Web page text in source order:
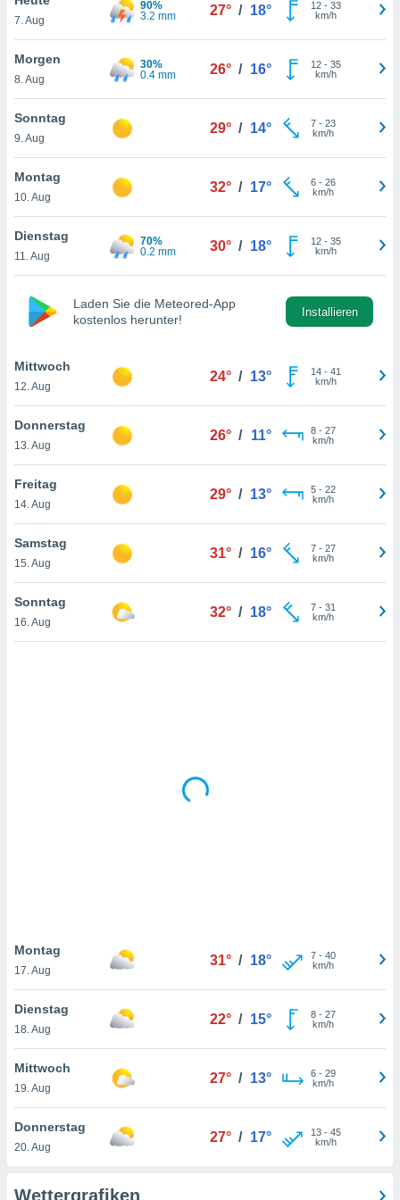
oder
Partner
es uns
das
der
Profil zu
Ihnen
finden
. Sie
jederzeit
Sie
der
weiterhin
nicht
von
und
auf
klicken.
7. Aug
90%
3.2 mm
27° / 18° 12- 33
km/h
Morgen
8. Aug
30%
0.4 mm
26° / 16° 12- 35
km/h
Sonntag
9. Aug
29° / 14° 7- 23
km/h
Montag
10. Aug
32° / 17° 6- 26
km/h
Dienstag
11. Aug
70%
0.2 mm
30° / 18° 12- 35
km/h
Laden Sie die Meteored-App
kostenlos herunter!
Installieren
Mittwoch
12. Aug
24° / 13° 14- 41
km/h
Donnerstag
13. Aug
26° / 11° 8- 27
km/h
Freitag
14. Aug
29° / 13° 5- 22
km/h
Samstag
15. Aug
31° / 16° 7- 27
km/h
Sonntag
16. Aug
32° / 18° 7- 31
km/h
Montag
17. Aug
31° / 18° 7- 40
km/h
Dienstag
18. Aug
22° / 15° 8- 27
km/h
Mittwoch
19. Aug
27° / 13° 6- 29
km/h
Donnerstag
20. Aug
27° / 17° 13- 45
km/h
Wettergrafiken